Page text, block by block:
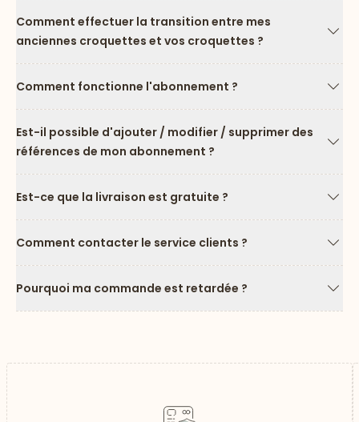
Comment effectuer la transition entre mes
anciennes croquettes et vos croquettes ?
Comment fonctionne l'abonnement ?
Est-il possible d'ajouter / modifier / supprimer des
références de mon abonnement ?
Est-ce que la livraison est gratuite ?
Comment contacter le service clients ?
Pourquoi ma commande est retardée ?